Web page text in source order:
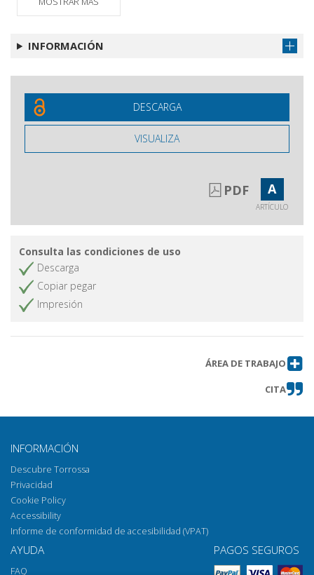
proceso dual de razonamiento
Tesis doctorales
Obtener artículo
INFORMACIÓN
DESCARGA
VISUALIZA
PDF A
ARTÍCULO
Consulta las condiciones de uso
Descarga
Copiar pegar
Impresión
ÁREA DE TRABAJO
CITA
INFORMACIÓN
Descubre Torrossa
Privacidad
Cookie Policy
Accessibility
Informe de conformidad de accesibilidad (VPAT)
AYUDA
FAQ
PAGOS SEGUROS